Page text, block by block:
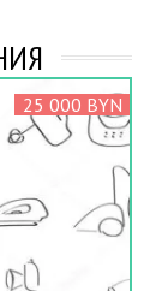
25 000 BYN